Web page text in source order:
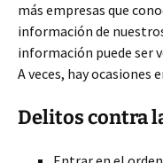
más empresas que
información de
información puede ser
A veces, hay ocasiones
Delitos contra